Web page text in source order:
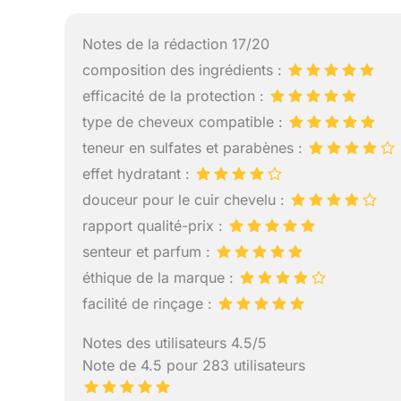
froide pour
de la
DES
française
à tous un
Notes de la rédaction 17/20
composition des ingrédients :
efficacité de la protection :
type de cheveux compatible :
teneur en sulfates et parabènes :
effet hydratant :
douceur pour le cuir chevelu :
rapport qualité-prix :
senteur et parfum :
éthique de la marque :
facilité de rinçage :
Notes des utilisateurs 4.5/5
Note de 4.5 pour 283 utilisateurs